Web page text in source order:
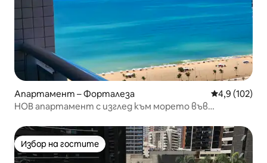
Апартамент – Форталеза Средна
4,9 (102)
НОВ апартамент с изглед към морето във
Избор на гостите
Избор на гостите